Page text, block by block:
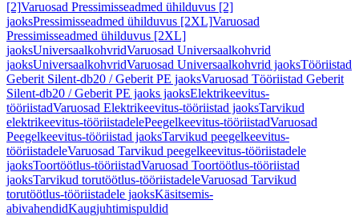
[2]Varuosad Pressimisseadmed ühilduvus [2]
jaoksPressimisseadmed ühilduvus [2XL]Varuosad
Pressimisseadmed ühilduvus [2XL]
jaoksUniversaalkohvridVaruosad Universaalkohvrid
jaoksUniversaalkohvridVaruosad Universaalkohvrid jaoksTööriistad
Geberit Silent-db20 / Geberit PE jaoksVaruosad Tööriistad Geberit
Silent-db20 / Geberit PE jaoks jaoksElektrikeevitus-
tööriistadVaruosad Elektrikeevitus-tööriistad jaoksTarvikud
elektrikeevitus-tööriistadelePeegelkeevitus-tööriistadVaruosad
Peegelkeevitus-tööriistad jaoksTarvikud peegelkeevitus-
tööriistadeleVaruosad Tarvikud peegelkeevitus-tööriistadele
jaoksToortöötlus-tööriistadVaruosad Toortöötlus-tööriistad
jaoksTarvikud torutöötlus-tööriistadeleVaruosad Tarvikud
torutöötlus-tööriistadele jaoksKäsitsemis-
abivahendidKaugjuhtimispuldid